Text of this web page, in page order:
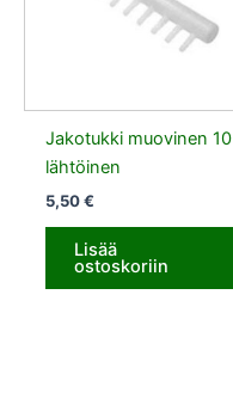
Jakotukki muovinen 10
lähtöinen
5,50€
Lisää
ostoskoriin